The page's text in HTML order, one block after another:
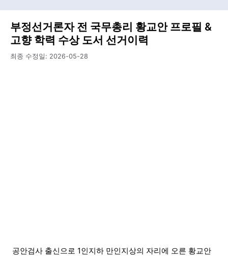
부정선거론자 전 국무총리 황교안 프로필 &
고향 학력 수상 도서 선거이력
최종 수정일: 2026-05-28
공안검사 출신으로 1인지하 만인지상의 자리에 오른 황교안